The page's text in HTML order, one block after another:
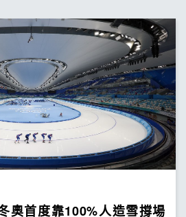
奧首度靠100%人造雪撐場